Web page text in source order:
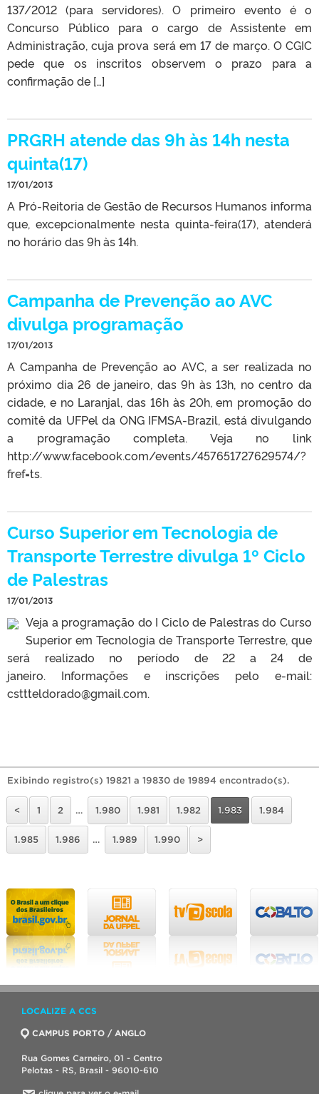
137/2012 (para servidores). O primeiro evento é o
Concurso Público para o cargo de Assistente em
Administração, cuja prova será em 17 de março. O CGIC
pede que os inscritos observem o prazo para a
confirmação de […]
PRGRH atende das 9h às 14h nesta
quinta(17)
17/01/2013
A Pró-Reitoria de Gestão de Recursos Humanos informa
que, excepcionalmente nesta quinta-feira(17), atenderá
no horário das 9h às 14h.
Campanha de Prevenção ao AVC
divulga programação
17/01/2013
A Campanha de Prevenção ao AVC, a ser realizada no
próximo dia 26 de janeiro, das 9h às 13h, no centro da
cidade, e no Laranjal, das 16h às 20h, em promoção do
comitê da UFPel da ONG IFMSA-Brazil, está divulgando
a programação completa. Veja no link
http://www.facebook.com/events/457651727629574/?
fref=ts.
Curso Superior em Tecnologia de
Transporte Terrestre divulga 1º Ciclo
de Palestras
17/01/2013
Veja a programação do I Ciclo de Palestras do Curso
Superior em Tecnologia de Transporte Terrestre, que
será realizado no período de 22 a 24 de
janeiro. Informações e inscrições pelo e-mail:
csttteldorado@gmail.com.
Exibindo registro(s) 19821 a 19830 de 19894 encontrado(s).
< 1 2 … 1.980 1.981 1.982 1.983 1.984
1.985 1.986 … 1.989 1.990 >
LOCALIZE A CCS
CAMPUS PORTO / ANGLO
Rua Gomes Carneiro, 01 - Centro
Pelotas - RS, Brasil - 96010-610